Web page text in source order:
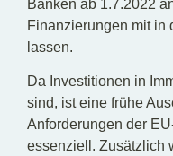
Banken ab 1.7.2022
Finanzierungen mit in
lassen.
Da Investitionen in
sind, ist eine frühe
Anforderungen der
essenziell. Zusätzlich